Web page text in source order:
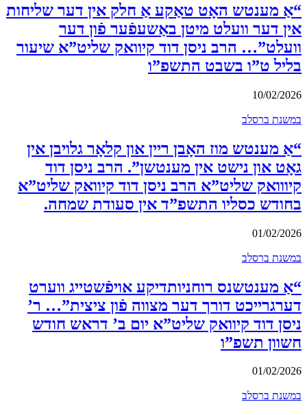
“אַ מענטש האָט טאַקע אַ חלק אין דער שליחות
אין דער וועלט מיטן באַשעפֿער פֿון דער
וועלט”… הרב ניסן דוד קיוואק שליט”א שיעור
בליל ט”ו בשבט התשפ”ו
10/02/2026
במשנת ברסלב
“אַ מענטש מוז האָבן ריין און קלאָר גלויבן אין
גאָט און נישט אין מענטשן”. הרב ניסן דוד
קיווואק שליט”א הרב ניסן דוד קיוואק שליט”א
בחודש כסליו התשפ”ד אין סעודת שמחה.
01/02/2026
במשנת ברסלב
“אַ מענטשנס רוחניותדיקע אויפֿשטייג ווערט
דערגרייכט דורך דער מצווה פֿון ציצית”… ר’
ניסן דוד קיוואק שליט”א יום ב’ דראש חודש
חשוון תשפ”ו
01/02/2026
במשנת ברסלב